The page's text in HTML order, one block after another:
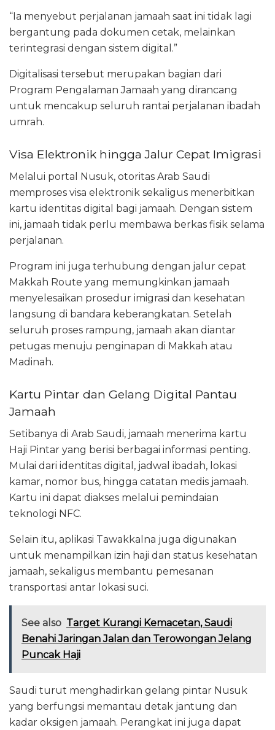
“Ia menyebut perjalanan jamaah saat ini tidak lagi
bergantung pada dokumen cetak, melainkan
terintegrasi dengan sistem digital.”
Digitalisasi tersebut merupakan bagian dari
Program Pengalaman Jamaah yang dirancang
untuk mencakup seluruh rantai perjalanan ibadah
umrah.
Visa Elektronik hingga Jalur Cepat Imigrasi
Melalui portal Nusuk, otoritas Arab Saudi
memproses visa elektronik sekaligus menerbitkan
kartu identitas digital bagi jamaah. Dengan sistem
ini, jamaah tidak perlu membawa berkas fisik selama
perjalanan.
Program ini juga terhubung dengan jalur cepat
Makkah Route yang memungkinkan jamaah
menyelesaikan prosedur imigrasi dan kesehatan
langsung di bandara keberangkatan. Setelah
seluruh proses rampung, jamaah akan diantar
petugas menuju penginapan di Makkah atau
Madinah.
Kartu Pintar dan Gelang Digital Pantau
Jamaah
Setibanya di Arab Saudi, jamaah menerima kartu
Haji Pintar yang berisi berbagai informasi penting.
Mulai dari identitas digital, jadwal ibadah, lokasi
kamar, nomor bus, hingga catatan medis jamaah.
Kartu ini dapat diakses melalui pemindaian
teknologi NFC.
Selain itu, aplikasi Tawakkalna juga digunakan
untuk menampilkan izin haji dan status kesehatan
jamaah, sekaligus membantu pemesanan
transportasi antar lokasi suci.
See also Target Kurangi Kemacetan, Saudi
Benahi Jaringan Jalan dan Terowongan Jelang
Puncak Haji
Saudi turut menghadirkan gelang pintar Nusuk
yang berfungsi memantau detak jantung dan
kadar oksigen jamaah. Perangkat ini juga dapat